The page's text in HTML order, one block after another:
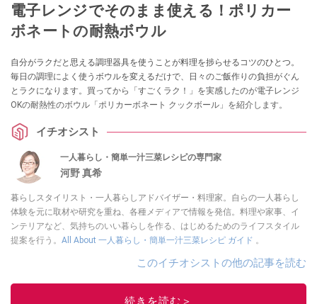
電子レンジでそのまま使える！ポリカー
ボネートの耐熱ボウル
自分がラクだと思える調理器具を使うことが料理を捗らせるコツのひとつ。
毎日の調理によく使うボウルを変えるだけで、日々のご飯作りの負担がぐん
とラクになります。買ってから「すごくラク！」を実感したのが電子レンジ
OKの耐熱性のボウル「ポリカーボネート クックボール」を紹介します。
イチオシスト
一人暮らし・簡単一汁三菜レシピの専門家
河野 真希
暮らしスタイリスト・一人暮らしアドバイザー・料理家。自らの一人暮らし
体験を元に取材や研究を重ね、各種メディアで情報を発信。料理や家事、イ
ンテリアなど、気持ちのいい暮らしを作る、はじめるためのライフスタイル
提案を行う。 All About 一人暮らし・簡単一汁三菜レシピ ガイド 。
このイチオシストの他の記事を読む
続きを読む＞